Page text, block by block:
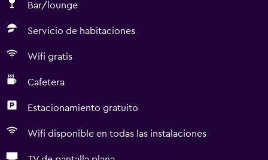
Bar/lounge
Servicio de habitaciones
Wifi gratis
Cafetera
Estacionamiento gratuito
Wifi disponible en todas las instalaciones